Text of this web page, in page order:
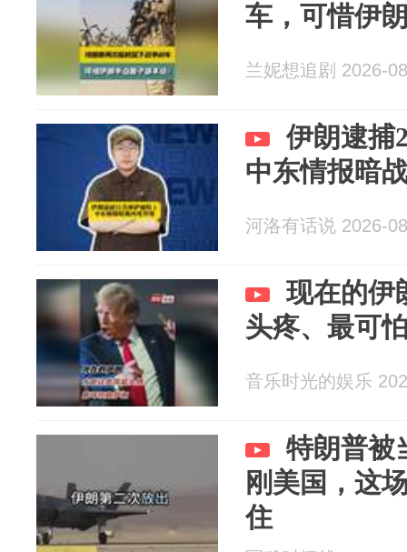
车，可惜伊
兰妮想追剧 2026-
伊朗逮捕
中东情报暗
河洛有话说 2026-
现在的伊
头疼、最可
音乐时光的娱乐
特朗普被
刚美国，这
住